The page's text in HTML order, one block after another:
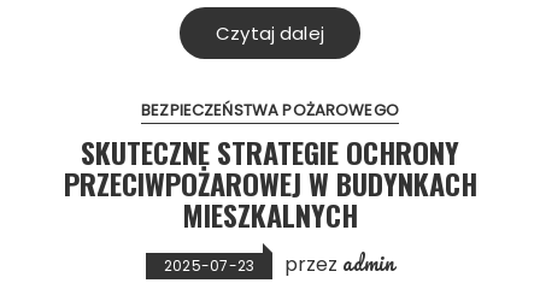
Czytaj dalej
BEZPIECZEŃSTWA POŻAROWEGO
SKUTECZNE STRATEGIE OCHRONY
PRZECIWPOŻAROWEJ W BUDYNKACH
MIESZKALNYCH
2025-07-23 przez admin